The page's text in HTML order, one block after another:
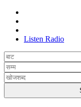
Listen Radio